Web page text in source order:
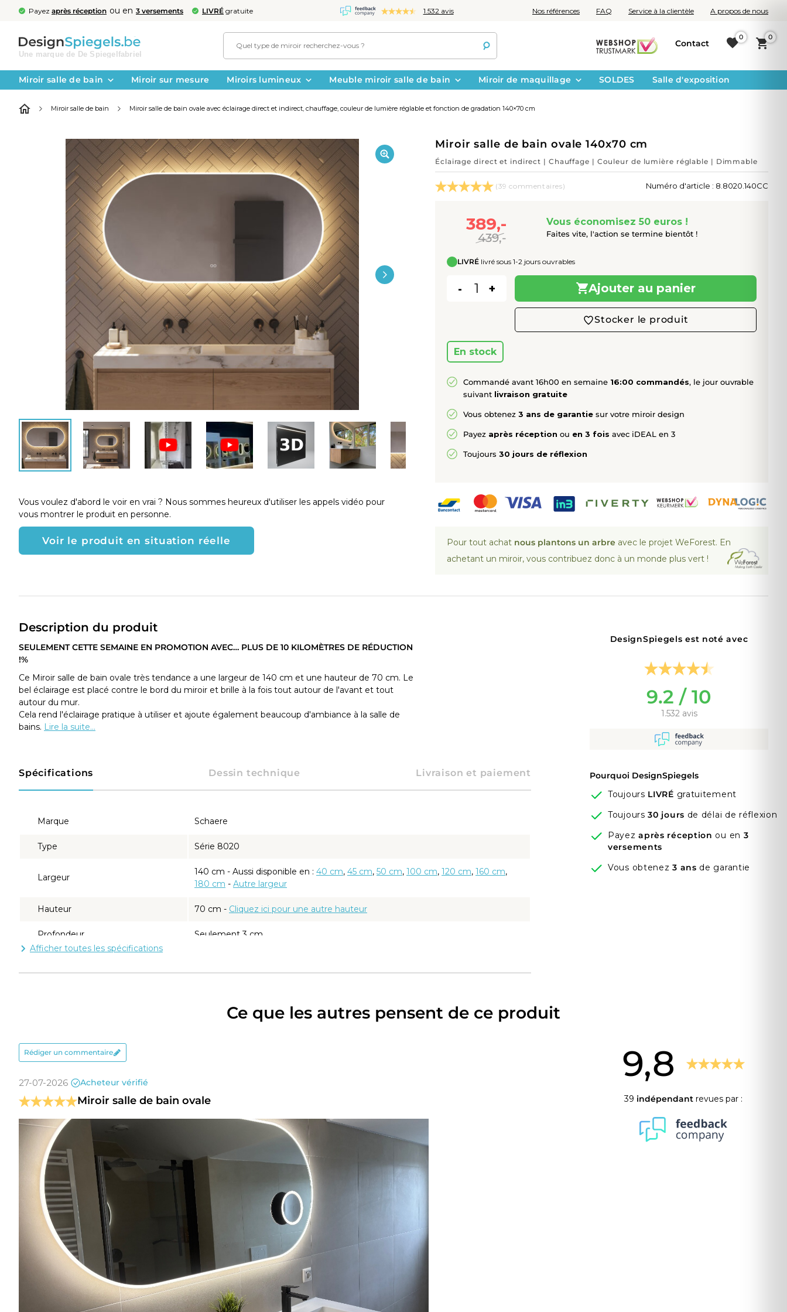
Payez après réception ou en 3 versements LIVRÉ gratuite 1.532 avis Nos références FAQ Service à la clientèle A propos de nous
Contact
0 0
Miroir salle de bain Miroir sur mesure Miroirs lumineux Meuble miroir salle de bain Miroir de maquillage SOLDES Salle d'exposition
Miroir salle de bain Miroir salle de bain ovale avec éclairage direct et indirect, chauffage, couleur de lumière réglable et fonction de gradation 140×70 cm
Vous voulez d'abord le voir en vrai ? Nous sommes heureux d'utiliser les appels vidéo pour
vous montrer le produit en personne.
Voir le produit en situation réelle
Miroir salle de bain ovale 140x70 cm
Éclairage direct et indirect | Chauffage | Couleur de lumière réglable | Dimmable
(39 commentaires) Numéro d'article : 8.8020.140CC
389,-
439,-
Vous économisez 50 euros !
Faites vite, l'action se termine bientôt !
LIVRÉ livré sous 1-2 jours ouvrables
- + Ajouter au panier
Stocker le produit
En stock
Commandé avant 16h00 en semaine 16:00 commandés, le jour ouvrable
suivant livraison gratuite
Vous obtenez 3 ans de garantie sur votre miroir design
Payez après réception ou en 3 fois avec iDEAL en 3
Toujours 30 jours de réflexion
Pour tout achat nous plantons un arbre avec le projet WeForest. En
achetant un miroir, vous contribuez donc à un monde plus vert !
Description du produit
SEULEMENT CETTE SEMAINE EN PROMOTION AVEC… PLUS DE 10 KILOMÈTRES DE RÉDUCTION
!%
Ce Miroir salle de bain ovale très tendance a une largeur de 140 cm et une hauteur de 70 cm. Le
bel éclairage est placé contre le bord du miroir et brille à la fois tout autour de l'avant et tout
autour du mur.
Cela rend l'éclairage pratique à utiliser et ajoute également beaucoup d'ambiance à la salle de
bains. Lire la suite...
Spécifications Dessin technique Livraison et paiement
Marque Schaere
Type Série 8020
Largeur
140 cm - Aussi disponible en : 40 cm, 45 cm, 50 cm, 100 cm, 120 cm, 160 cm,
180 cm - Autre largeur
Hauteur 70 cm - Cliquez ici pour une autre hauteur
Profondeur Seulement 3 cm
Éclairage direct à l'avant du miroir. Ce type d'éclairage fournit une lumière
24V
Dimmable
Couleur de la lumière réglable
La couleur de la lumière est réglable en continu du blanc chaud (2700K) au
blanc froid (6400K) à l'aide du bouton tactile de droite.
Miroir chauffant
Interrupteur à effleurement avec
fonction mémoire
Comprend un séduisant interrupteur à double touche dans le verre du miroir
; touche de gauche pour allumer et éteindre simultanément l'éclairage et le
chauffage, y compris la fonction de gradation intégrée pour l'éclairage,
touche de droite pour régler en continu la couleur souhaitée de l'éclairage.
Fonctionnement par interrupteur
Ce miroir peut également être facilement allumé et éteint à l'aide de
l'interrupteur mural de la salle de bains. Le dernier réglage de la lumière est
mémorisé. Les fonctions de gradation et de réglage de la couleur de la
Afficher toutes les spécifications
DesignSpiegels est noté avec
9.2 / 10
1.532 avis
Pourquoi DesignSpiegels
Toujours LIVRÉ gratuitement
Toujours30 jours de délai de réflexion
Payezaprès réception ou en 3
versements
Vous obtenez3 ans de garantie
Ce que les autres pensent de ce produit
9,8
39 indépendant revues par :
Rédiger un commentaire
27-07-2026 Acheteur vérifié
Miroir salle de bain ovale